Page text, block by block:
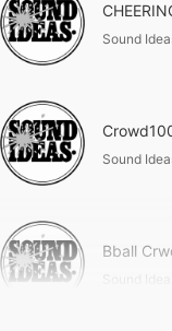
Sound
Sound
Bball